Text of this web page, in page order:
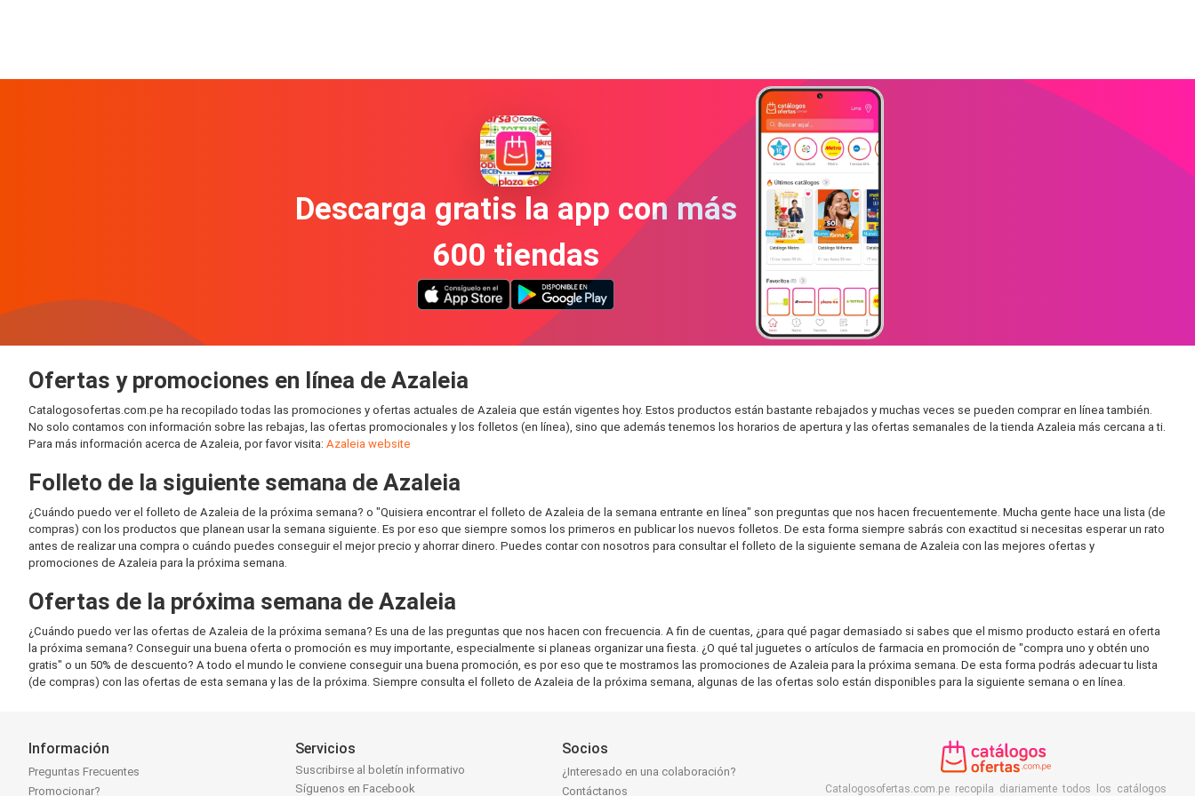
Descarga gratis la app con más
600 tiendas
Ofertas y promociones en línea de Azaleia
Catalogosofertas.com.pe ha recopilado todas las promociones y ofertas actuales de Azaleia que están vigentes hoy. Estos productos están bastante rebajados y muchas veces se pueden comprar en línea también.
No solo contamos con información sobre las rebajas, las ofertas promocionales y los folletos (en línea), sino que además tenemos los horarios de apertura y las ofertas semanales de la tienda Azaleia más cercana a ti.
Para más información acerca de Azaleia, por favor visita: Azaleia website
Folleto de la siguiente semana de Azaleia
¿Cuándo puedo ver el folleto de Azaleia de la próxima semana? o "Quisiera encontrar el folleto de Azaleia de la semana entrante en línea" son preguntas que nos hacen frecuentemente. Mucha gente hace una lista (de
compras) con los productos que planean usar la semana siguiente. Es por eso que siempre somos los primeros en publicar los nuevos folletos. De esta forma siempre sabrás con exactitud si necesitas esperar un rato
antes de realizar una compra o cuándo puedes conseguir el mejor precio y ahorrar dinero. Puedes contar con nosotros para consultar el folleto de la siguiente semana de Azaleia con las mejores ofertas y
promociones de Azaleia para la próxima semana.
Ofertas de la próxima semana de Azaleia
¿Cuándo puedo ver las ofertas de Azaleia de la próxima semana? Es una de las preguntas que nos hacen con frecuencia. A fin de cuentas, ¿para qué pagar demasiado si sabes que el mismo producto estará en oferta
la próxima semana? Conseguir una buena oferta o promoción es muy importante, especialmente si planeas organizar una fiesta. ¿O qué tal juguetes o artículos de farmacia en promoción de "compra uno y obtén uno
gratis" o un 50% de descuento? A todo el mundo le conviene conseguir una buena promoción, es por eso que te mostramos las promociones de Azaleia para la próxima semana. De esta forma podrás adecuar tu lista
(de compras) con las ofertas de esta semana y las de la próxima. Siempre consulta el folleto de Azaleia de la próxima semana, algunas de las ofertas solo están disponibles para la siguiente semana o en línea.
Información
Preguntas Frecuentes
Promocionar?
Servicios
Suscribirse al boletín informativo
Síguenos en Facebook
Socios
¿Interesado en una colaboración?
Contáctanos
Catalogosofertas.com.pe recopila diariamente todos los catálogos